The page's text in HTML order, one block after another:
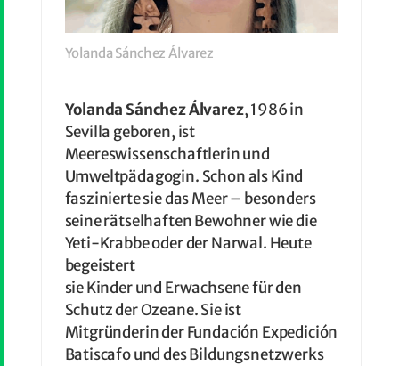
Yolanda Sánchez Álvarez
Yolanda Sánchez Álvarez, 1986 in
Sevilla geboren, ist
Meereswissenschaftlerin und
Umweltpädagogin. Schon als Kind
faszinierte sie das Meer – besonders
seine rätselhaften Bewohner wie die
Yeti-Krabbe oder der Narwal. Heute
begeistert
sie Kinder und Erwachsene für den
Schutz der Ozeane. Sie ist
Mitgründerin der Fundación Expedición
Batiscafo und des Bildungsnetzwerks